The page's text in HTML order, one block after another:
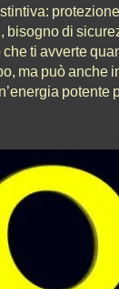
bisogno di
ti avverte
ma può anche
potente